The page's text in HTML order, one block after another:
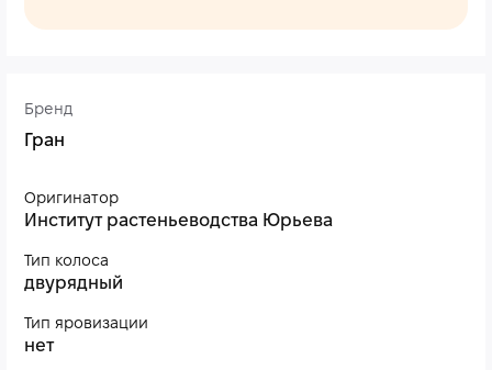
Бренд
Гран
Оригинатор
Институт растеньеводства Юрьева
Тип колоса
двурядный
Тип яровизации
нет